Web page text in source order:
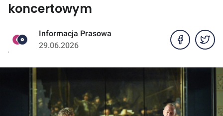
koncertowym
Informacja Prasowa
29.06.2026